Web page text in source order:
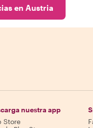
en Austria
nuestra app
Store